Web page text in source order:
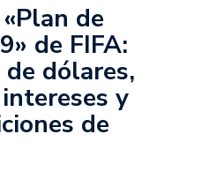
de
de FIFA:
dólares,
y
de